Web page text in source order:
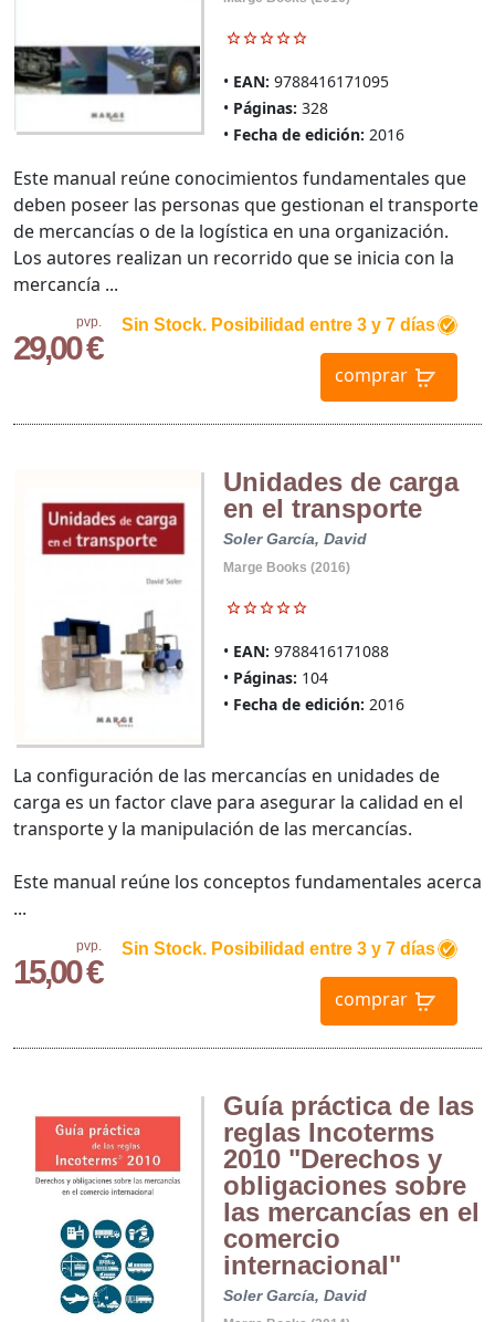
EAN: 9788416171095
Páginas: 328
Fecha de edición: 2016
pvp.
29,00 €
Sin Stock. Posibilidad entre 3 y 7 días
comprar
Este manual reúne conocimientos fundamentales que
deben poseer las personas que gestionan el transporte
de mercancías o de la logística en una organización.
Los autores realizan un recorrido que se inicia con la
mercancía ...
Unidades de carga
en el transporte
Soler García, David
Marge Books (2016)
EAN: 9788416171088
Páginas: 104
Fecha de edición: 2016
pvp.
15,00 €
Sin Stock. Posibilidad entre 3 y 7 días
comprar
La configuración de las mercancías en unidades de
carga es un factor clave para asegurar la calidad en el
transporte y la manipulación de las mercancías.
Este manual reúne los conceptos fundamentales acerca
...
Guía práctica de las
reglas Incoterms
2010 "Derechos y
obligaciones sobre
las mercancías en el
comercio
internacional"
Soler García, David